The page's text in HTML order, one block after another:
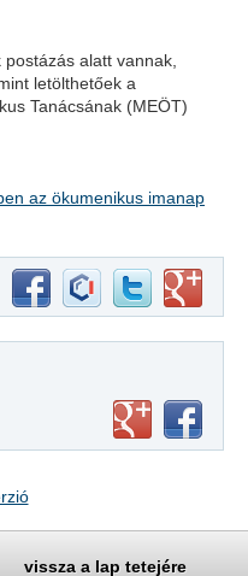
alatt vannak,
letölthetőek a
Tanácsának (MEÖT)
az ökumenikus imanap
vissza a lap tetejére